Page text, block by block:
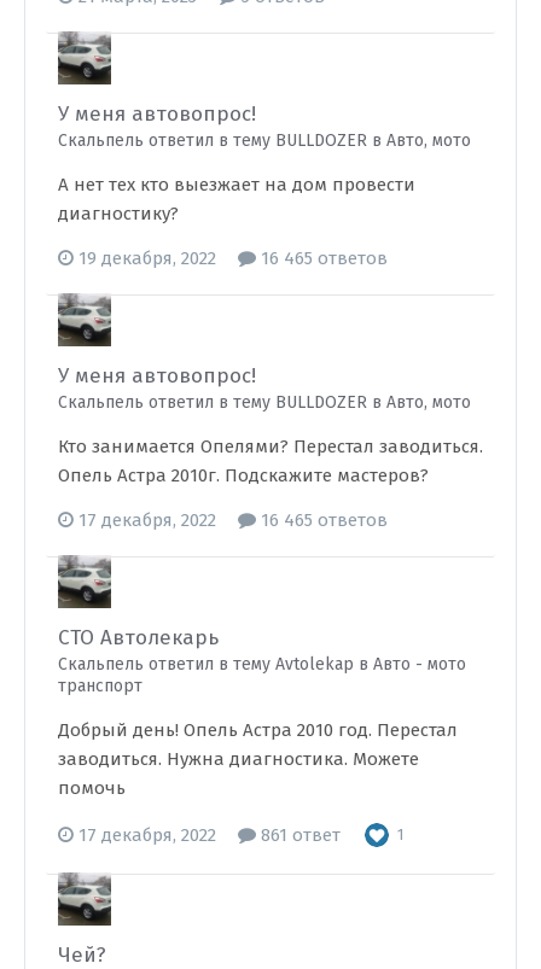
У меня автовопрос!
Скальпель ответил в тему BULLDOZER в Авто, мото
А нет тех кто выезжает на дом провести
диагностику?
19 декабря, 2022 16 465 ответов
У меня автовопрос!
Скальпель ответил в тему BULLDOZER в Авто, мото
Кто занимается Опелями? Перестал заводиться.
Опель Астра 2010г. Подскажите мастеров?
17 декабря, 2022 16 465 ответов
СТО Автолекарь
Скальпель ответил в тему Avtolekap в Авто - мото
транспорт
Добрый день! Опель Астра 2010 год. Перестал
заводиться. Нужна диагностика. Можете
помочь
17 декабря, 2022 861 ответ 1
Чей?